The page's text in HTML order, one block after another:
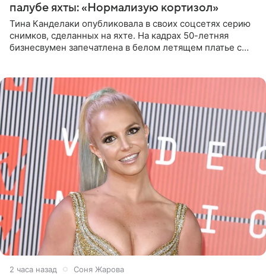
палубе яхты: «Нормализую кортизол»
Тина Канделаки опубликовала в своих соцсетях серию
снимков, сделанных на яхте. На кадрах 50-летняя
бизнесвумен запечатлена в белом летящем платье с
2 часа назад Соня Жарова